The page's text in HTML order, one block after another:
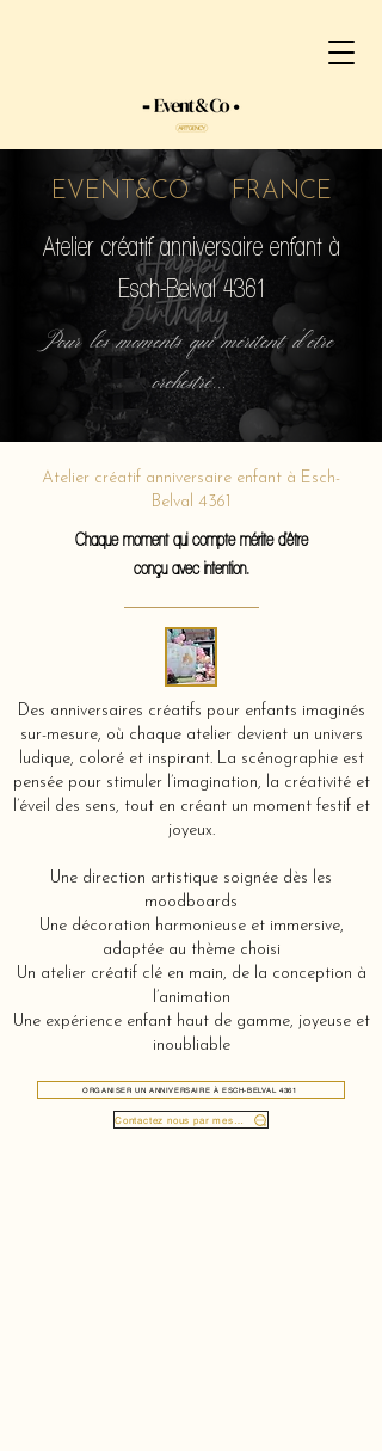
EVENT&CO FRANCE
Atelier créatif anniversaire enfant à
Esch-Belval 4361
Pour les moments qui méritent d'etre
orchestré...
Atelier créatif anniversaire enfant à Esch-
Belval 4361
Chaque moment qui compte mérite d'être
conçu avec intention.
Des anniversaires créatifs pour enfants imaginés
sur-mesure, où chaque atelier devient un univers
ludique, coloré et inspirant. La scénographie est
pensée pour stimuler l’imagination, la créativité et
l’éveil des sens, tout en créant un moment festif et
joyeux.
Une direction artistique soignée dès les
moodboards
Une décoration harmonieuse et immersive,
adaptée au thème choisi
Un atelier créatif clé en main, de la conception à
l’animation
Une expérience enfant haut de gamme, joyeuse et
inoubliable
ORGANISER UN ANNIVERSAIRE À ESCH-BELVAL 4361